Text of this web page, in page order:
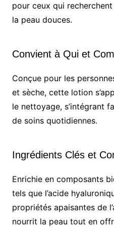
pour ceux qui
la peau douces.
Convient à Qui et
Conçue pour les
et sèche, cette lotion
le nettoyage, s’intégrant
de soins quotidiennes.
Ingrédients Clés et
Enrichie en composants
tels que l’acide
propriétés apaisantes de
nourrit la peau tout en